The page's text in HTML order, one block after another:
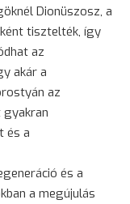
Dionüszosz, a
tisztelték, így
az
akár a
az
és a
és a
a megújulás